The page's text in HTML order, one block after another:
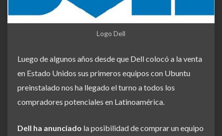
Logo Dell
Luego de algunos años desde que Dell colocó a la venta
en Estado Unidos sus primeros equipos con Ubuntu
preinstalado nos ha llegado el turno a todos los
compradores potenciales en Latinoamérica.
Dell ha anunciado la posibilidad de comprar un equipo